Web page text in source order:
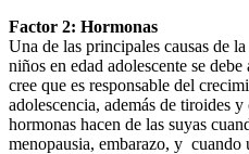
Factor 2: Hormonas
Una de las principales causas de
niños en edad adolescente se
cree que es responsable del
adolescencia, además de tiroides
hormonas hacen de las suyas
menopausia, embarazo, y cuando